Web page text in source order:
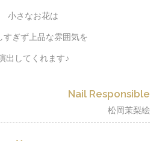
小さなお花は
すぎず上品な雰囲気を
出してくれます♪
Nail Responsible
松岡茉梨絵